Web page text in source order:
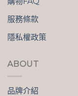
服務條款
隱私權政策
ABOUT
品牌介紹